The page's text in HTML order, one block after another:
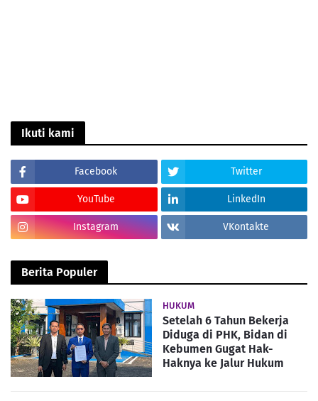
Ikuti kami
Facebook Twitter
YouTube LinkedIn
Instagram VKontakte
Berita Populer
HUKUM
Setelah 6 Tahun Bekerja
Diduga di PHK, Bidan di
Kebumen Gugat Hak-
Haknya ke Jalur Hukum